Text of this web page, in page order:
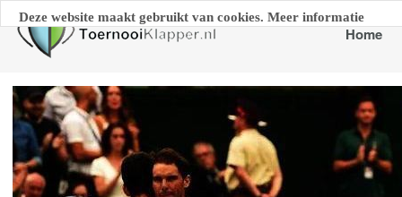
Home
Deze website maakt gebruikt van cookies. Meer informatie